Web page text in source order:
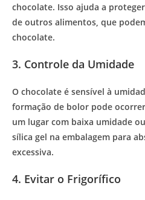
chocolate. Isso ajuda a
de outros alimentos, que
chocolate.
3. Controle da Umidade
O chocolate é sensível à
formação de bolor pode
um lugar com baixa umidade
sílica gel na embalagem para
excessiva.
4. Evitar o Frigorífico